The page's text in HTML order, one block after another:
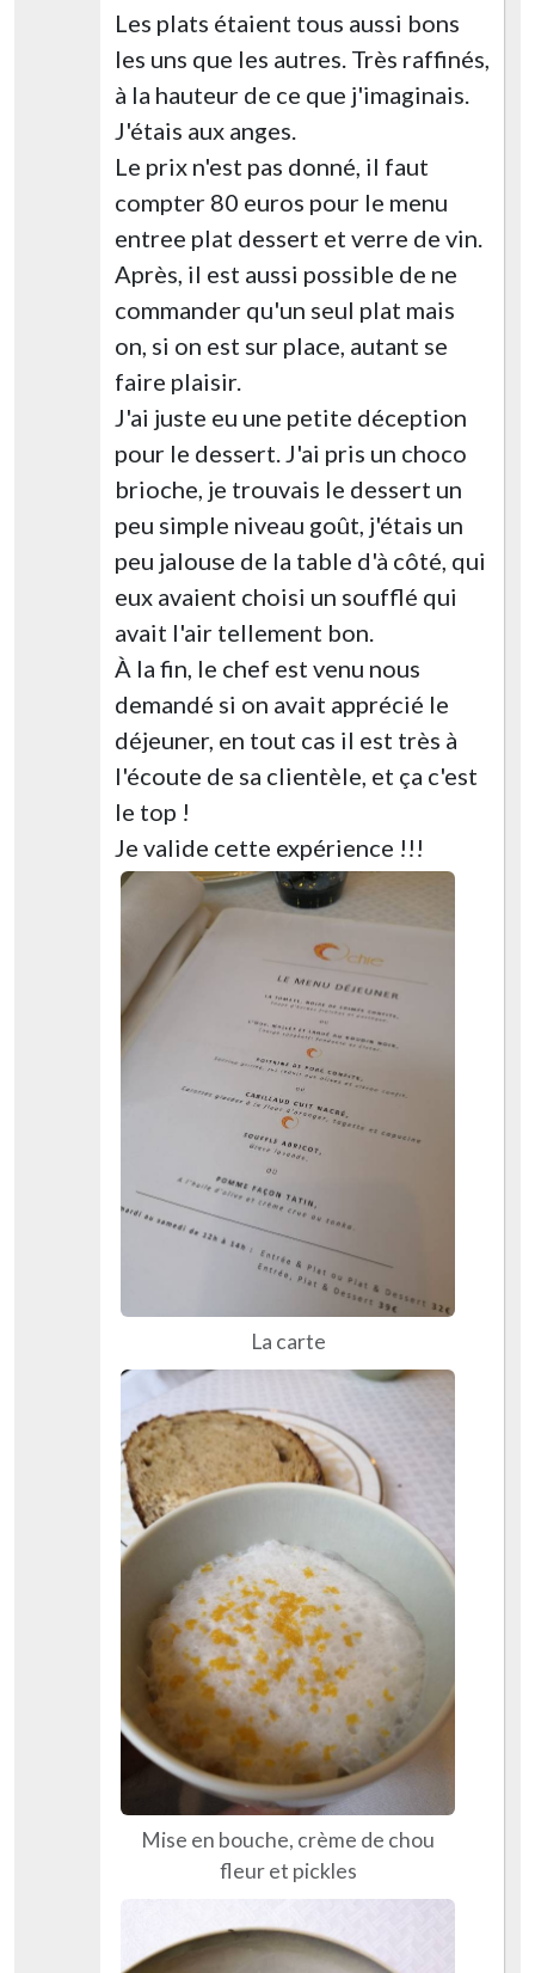
Les plats étaient tous aussi bons
les uns que les autres. Très raffinés,
à la hauteur de ce que j'imaginais.
J'étais aux anges.
Le prix n'est pas donné, il faut
compter 80 euros pour le menu
entree plat dessert et verre de vin.
Après, il est aussi possible de ne
commander qu'un seul plat mais
on, si on est sur place, autant se
faire plaisir.
J'ai juste eu une petite déception
pour le dessert. J'ai pris un choco
brioche, je trouvais le dessert un
peu simple niveau goût, j'étais un
peu jalouse de la table d'à côté, qui
eux avaient choisi un soufflé qui
avait l'air tellement bon.
À la fin, le chef est venu nous
demandé si on avait apprécié le
déjeuner, en tout cas il est très à
l'écoute de sa clientèle, et ça c'est
le top !
Je valide cette expérience !!!
La carte
Mise en bouche, crème de chou
fleur et pickles